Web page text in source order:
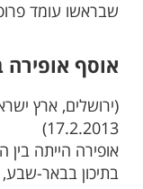
שבראשו עומד
אוסף אופירה
17.2.2013)
אופירה הייתה
בתיכון בבאר-